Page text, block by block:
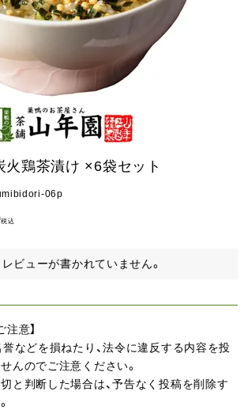
火鶏茶漬け ×6袋セット
06p
税込
レビューが書かれていません。
意】
誉などを損ねたり、法令に違反する内容を投
んのでご注意ください。
と判断した場合は、予告なく投稿を削除す